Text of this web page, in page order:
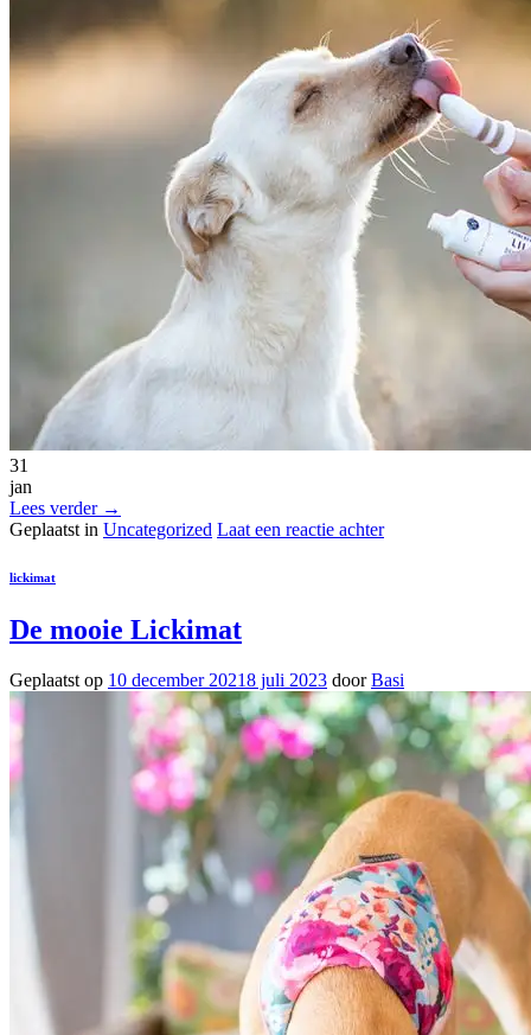
31
jan
Lees verder →
Geplaatst in Uncategorized Laat een reactie achter
lickimat
De mooie Lickimat
Geplaatst op 10 december 20218 juli 2023 doorBasi